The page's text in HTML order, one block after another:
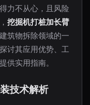
力不从心，且风险
挖掘机打桩加长臂
筑物拆除领域的一
讨其应用优势、工
供实用指南。
技术解析